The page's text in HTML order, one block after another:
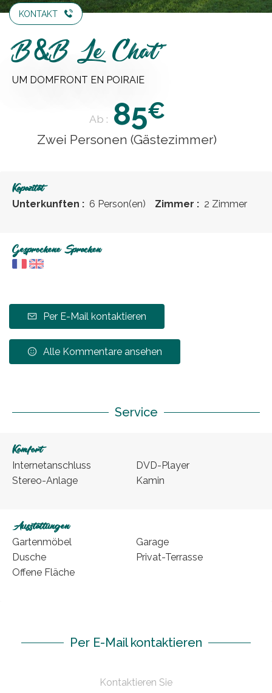
KONTAKT
B&B Le Chat'
UM DOMFRONT EN POIRAIE
Ab : 85€
Zwei Personen (Gästezimmer)
Kapazität
Unterkunften : 6 Person(en) Zimmer : 2 Zimmer
Gesprochene Sprachen
Per E-Mail kontaktieren
Alle Kommentare ansehen
Service
Komfort
Internetanschluss
Stereo-Anlage
DVD-Player
Kamin
Ausstattungen
Gartenmöbel
Dusche
Offene Fläche
Garage
Privat-Terrasse
Per E-Mail kontaktieren
Kontaktieren Sie